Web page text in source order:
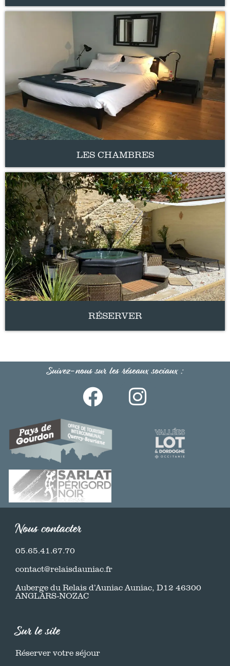
LES CHAMBRES
RÉSERVER
Suivez-nous sur les réseaux sociaux :
Nous contacter
05.65.41.67.70
contact@relaisdauniac.fr
Auberge du Relais d’Auniac Auniac, D12 46300
ANGLARS-NOZAC
Sur le site
Réserver votre séjour